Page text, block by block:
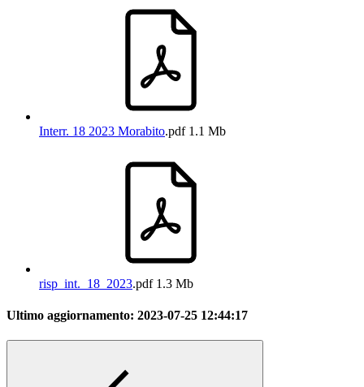
Interr. 18 2023 Morabito.pdf1.1 Mb
risp_int._18_2023.pdf1.3 Mb
Ultimo aggiornamento: 2023-07-25 12:44:17